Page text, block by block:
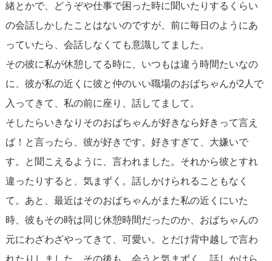
緒とかで、どうぞや仕事で困った時に聞いたりするくらい
の会話しかしたことはないのですが、前に毎日のようにあ
っていたら、会話しなくても意識してました。
その彼に私が休憩してる時に、いつもは違う時間たいなの
に、彼が私の近くに彼と仲のいい職場のおばちゃんが2人で
入ってきて、私の前に座り、話してまして。
そしたらいきなりそのおばちゃんが好きなら好きって言え
ば！と言ったら、彼が好きです。好きすぎて、大嫌いで
す。と聞こえるように、言われました。それから彼とすれ
違ったりすると、気まずく。話しかけられることもなく
て。あと、最近はそのおばちゃんがまた私の近くにいた
時、彼もその時は同じ休憩時間だったのか、おばちゃんの
元にわざわざやってきて、可愛い。とだけ背中越しで言わ
れたりしました。その後も、会うと気まずく、話しかけら